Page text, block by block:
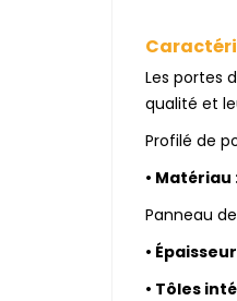
Les portes
qualité et
Profilé de
• Matériau
Panneau
•
• Tôles